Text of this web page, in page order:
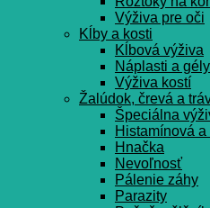
Výživa pre oči
Kĺby a kosti
Kĺbová výživa
Náplasti a gély
Výživa kostí
Žalúdok, črevá a
Špeciálna
Histamínová
Hnačka
Nevoľnosť
Pálenie záhy
Parazity